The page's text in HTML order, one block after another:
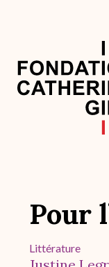
contenu
principal
Pour
Littérature